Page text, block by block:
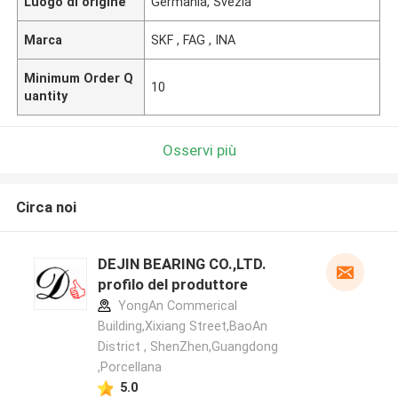
Marca SKF , FAG , INA
Minimum Order Q
uantity
10
Osservi più
Circa noi
DEJIN BEARING CO.,LTD.
profilo del produttore
YongAn Commerical
Building,Xixiang Street,BaoAn
District , ShenZhen,Guangdong
,Porcellana
5.0